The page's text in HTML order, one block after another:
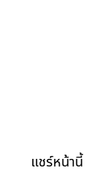
แชร์หน้านี้